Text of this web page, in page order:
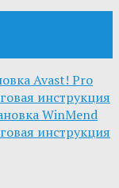
Avast! Pro
инструкция
WinMend
инструкция